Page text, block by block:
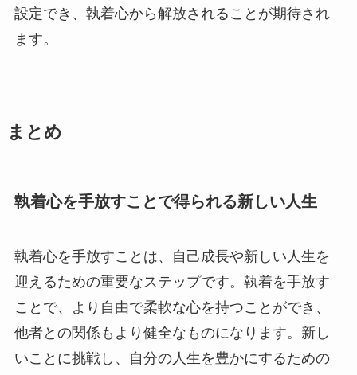
設定でき、執着心から解放されることが期待され
ます。
まとめ
執着心を手放すことで得られる新しい人生
執着心を手放すことは、自己成長や新しい人生を
迎えるための重要なステップです。執着を手放す
ことで、より自由で柔軟な心を持つことができ、
他者との関係もより健全なものになります。新し
いことに挑戦し、自分の人生を豊かにするための